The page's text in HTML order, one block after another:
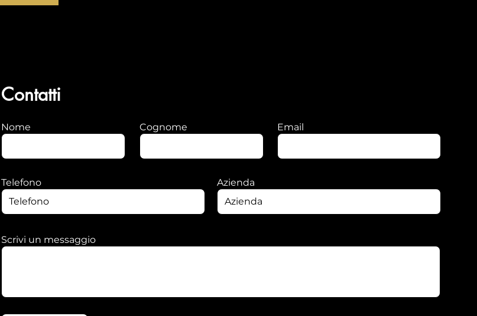
Contatti
Nome Cognome Email
Telefono Azienda
Scrivi un messaggio